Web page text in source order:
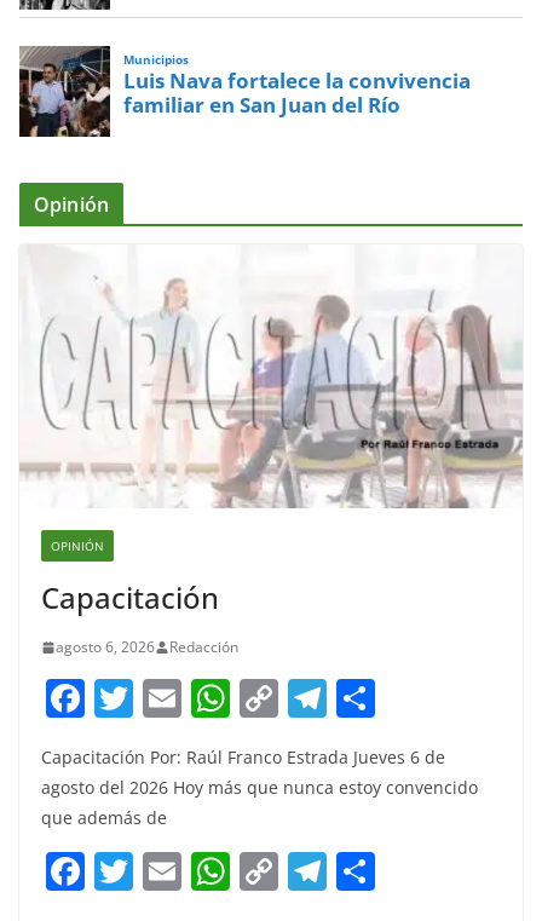
Municipios
Luis Nava fortalece la convivencia
familiar en San Juan del Río
Opinión
OPINIÓN
Capacitación
agosto 6, 2026 Redacción
F
a
c
e
b
o
T
itt
er
E
m
ai
W
at
A
p
C
p
Li
n
T
el
e
a
m
ar
e
Capacitación Por: Raúl Franco Estrada Jueves 6 de
agosto del 2026 Hoy más que nunca estoy convencido
que además de
F T E W C T